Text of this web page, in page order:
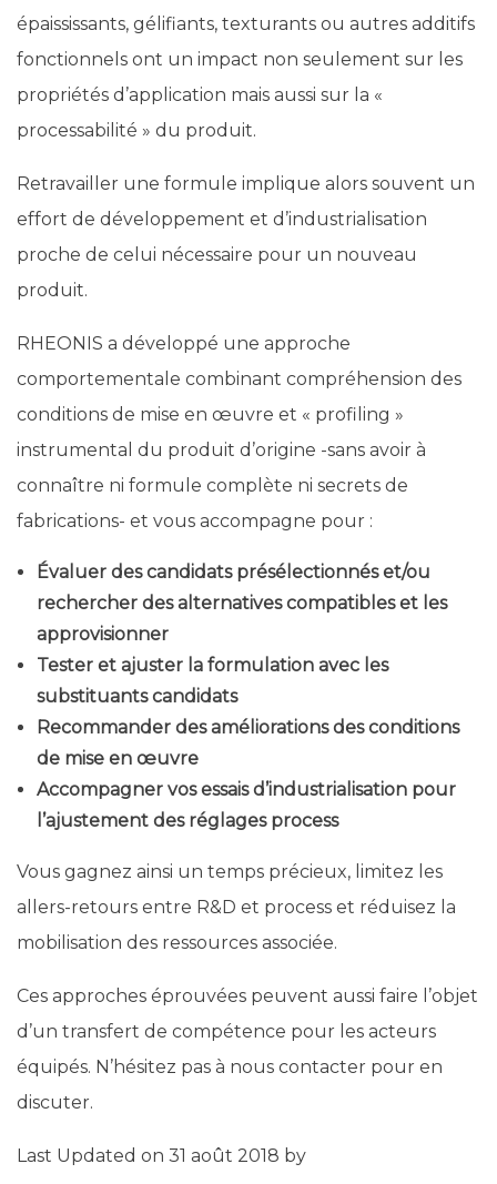
épaississants, gélifiants, texturants ou autres additifs
fonctionnels ont un impact non seulement sur les
propriétés d’application mais aussi sur la «
processabilité » du produit.
Retravailler une formule implique alors souvent un
effort de développement et d’industrialisation
proche de celui nécessaire pour un nouveau
produit.
RHEONIS a développé une approche
comportementale combinant compréhension des
conditions de mise en œuvre et « profiling »
instrumental du produit d’origine -sans avoir à
connaître ni formule complète ni secrets de
fabrications- et vous accompagne pour :
Évaluer des candidats présélectionnés et/ou
rechercher des alternatives compatibles et les
approvisionner
Tester et ajuster la formulation avec les
substituants candidats
Recommander des améliorations des conditions
de mise en œuvre
Accompagner vos essais d’industrialisation pour
l’ajustement des réglages process
Vous gagnez ainsi un temps précieux, limitez les
allers-retours entre R&D et process et réduisez la
mobilisation des ressources associée.
Ces approches éprouvées peuvent aussi faire l’objet
d’un transfert de compétence pour les acteurs
équipés. N’hésitez pas à nous contacter pour en
discuter.
Last Updated on 31 août 2018 by